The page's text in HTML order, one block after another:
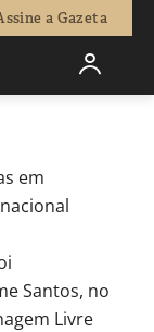
a Gazeta
0
em
Santos, no
Livre